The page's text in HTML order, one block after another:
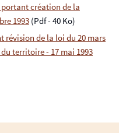
création de la
1993 (Pdf - 40 Ko)
de la loi du 20 mars
territoire - 17 mai 1993